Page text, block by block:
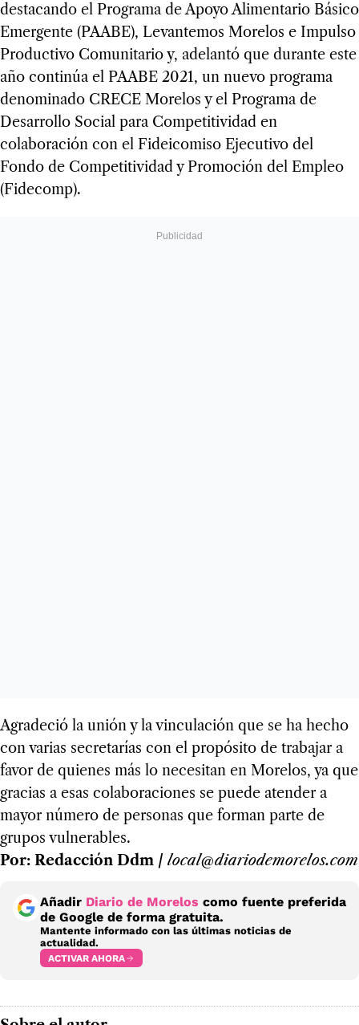
destacando el Programa de Apoyo Alimentario Básico
Emergente (PAABE), Levantemos Morelos e Impulso
Productivo Comunitario y, adelantó que durante este
año continúa el PAABE 2021, un nuevo programa
denominado CRECE Morelos y el Programa de
Desarrollo Social para Competitividad en
colaboración con el Fideicomiso Ejecutivo del
Fondo de Competitividad y Promoción del Empleo
(Fidecomp).
Agradeció la unión y la vinculación que se ha hecho
con varias secretarías con el propósito de trabajar a
favor de quienes más lo necesitan en Morelos, ya que
gracias a esas colaboraciones se puede atender a
mayor número de personas que forman parte de
grupos vulnerables.
Por: Redacción Ddm / local@diariodemorelos.com
Añadir Diario de Morelos como fuente preferida
de Google de forma gratuita.
Mantente informado con las últimas noticias de
actualidad.
ACTIVAR AHORA